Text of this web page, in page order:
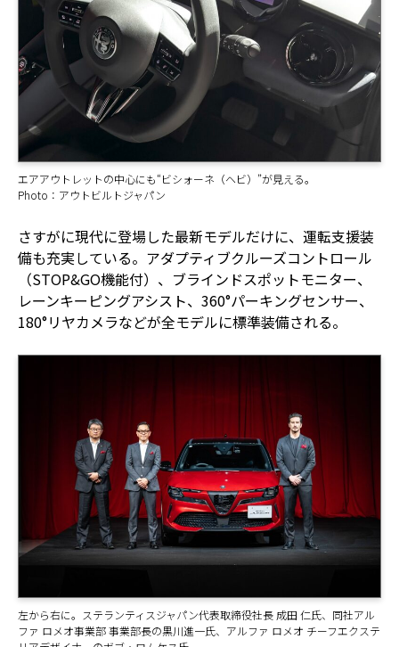
エアアウトレットの中心にも“ビシォーネ（ヘビ）”が見える。
Photo：アウトビルトジャパン
さすがに現代に登場した最新モデルだけに、運転支援装
備も充実している。アダプティブクルーズコントロール
（STOP&GO機能付）、ブラインドスポットモニター、
レーンキーピングアシスト、360°パーキングセンサー、
180°リヤカメラなどが全モデルに標準装備される。
左から右に。ステランティスジャパン代表取締役社長 成田 仁氏、同社アル
ファ ロメオ事業部 事業部長の黒川進一氏、アルファ ロメオ チーフエクステ